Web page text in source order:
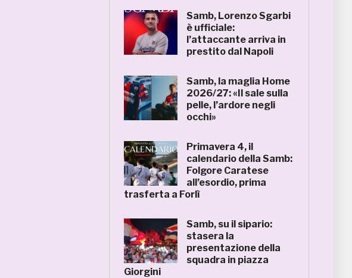
Samb, Lorenzo Sgarbi
è ufficiale:
l’attaccante arriva in
prestito dal Napoli
Samb, la maglia Home
2026/27: «Il sale sulla
pelle, l’ardore negli
occhi»
Primavera 4, il
calendario della Samb:
Folgore Caratese
all’esordio, prima
trasferta a Forlì
Samb, su il sipario:
stasera la
presentazione della
squadra in piazza
Giorgini